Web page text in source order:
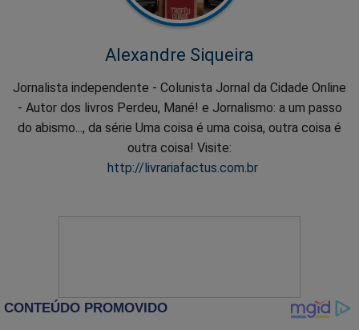
Alexandre Siqueira
Jornalista independente - Colunista Jornal da Cidade Online
- Autor dos livros Perdeu, Mané! e Jornalismo: a um passo
do abismo..., da série Uma coisa é uma coisa, outra coisa é
outra coisa! Visite:
http://livrariafactus.com.br